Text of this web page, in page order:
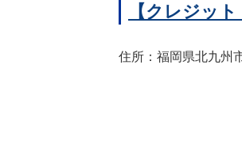
【クレジッ
住所：福岡県北九州